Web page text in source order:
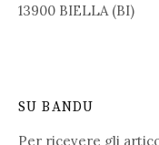
13900 BIELLA (BI)
SU BANDU
Per ricevere gli